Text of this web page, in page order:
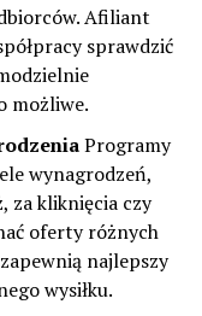
Afiliant
sprawdzić
możliwe.
Programy
wynagrodzeń,
za kliknięcia czy
oferty różnych
najlepszy
wysiłku.